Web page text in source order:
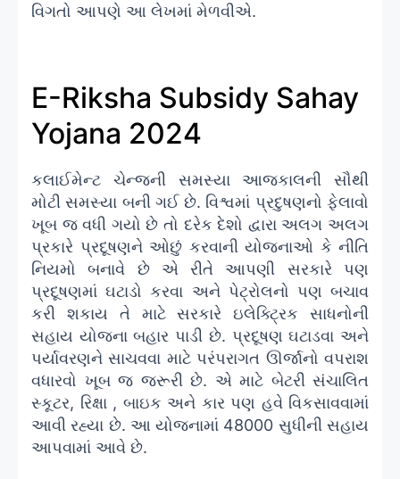
વિગતો આપણે આ લેખમાં મેળવીએ.
E-Riksha Subsidy Sahay
Yojana 2024
કલાઈમેન્ટ ચેન્જની સમસ્યા આજકાલની સૌથી
મોટી સમસ્યા બની ગઈ છે. વિશ્વમાં પ્રદુષણનો ફેલાવો
ખૂબ જ વધી ગયો છે તો દરેક દેશો દ્વારા અલગ અલગ
પ્રકારે પ્રદૂષણને ઓછું કરવાની યોજનાઓ કે નીતિ
નિયમો બનાવે છે એ રીતે આપણી સરકારે પણ
પ્રદૂષણમાં ઘટાડો કરવા અને પેટ્રોલનો પણ બચાવ
કરી શકાય તે માટે સરકારે ઇલેક્ટ્રિક સાધનોની
સહાય યોજના બહાર પાડી છે. પ્રદૂષણ ઘટાડવા અને
પર્યાવરણને સાચવવા માટે પરંપરાગત ઊર્જાનો વપરાશ
વધારવો ખૂબ જ જરૂરી છે. એ માટે બેટરી સંચાલિત
સ્કૂટર, રિક્ષા , બાઇક અને કાર પણ હવે વિકસાવવામાં
આવી રહ્યા છે. આ યોજનામાં 48000 સુધીની સહાય
આપવામાં આવે છે.